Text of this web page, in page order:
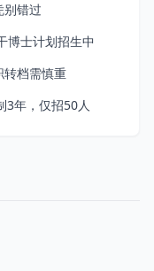
别错过
博士计划招生中
转档需慎重
3年，仅招50人